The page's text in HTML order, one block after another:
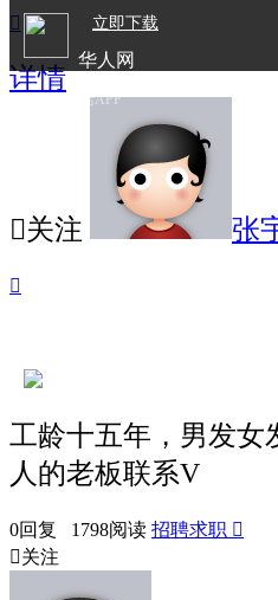
立即下载
华人网
欧洲华人生活APP

详情
关注 张

工龄十五年，男发女
人的老板联系V
0回复 1798阅读 招聘求职 
关注